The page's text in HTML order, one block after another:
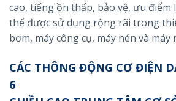
cao, tiếng ồn thấp, bảo vệ, ưu điểm
thể được sử dụng rộng rãi trong
bơm, máy công cụ, máy nén và máy
CÁC THÔNG ĐỘNG CƠ ĐIỆN
6